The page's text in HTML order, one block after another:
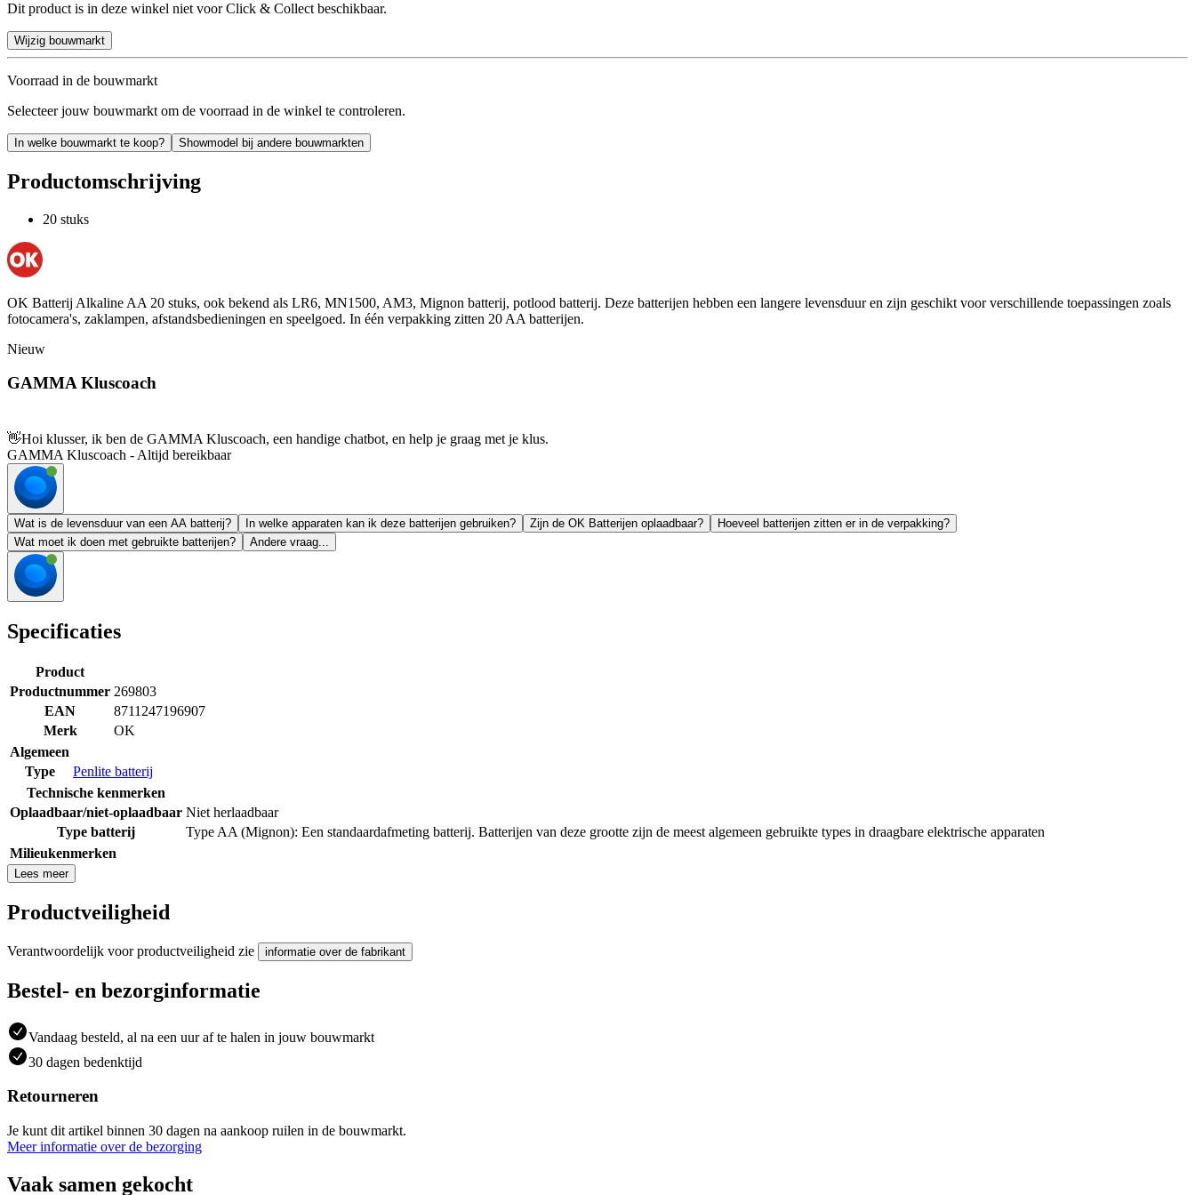
Dit product is in deze winkel niet voor Click & Collect beschikbaar.
Wijzig bouwmarkt
Voorraad in de bouwmarkt
Selecteer jouw bouwmarkt om de voorraad in de winkel te controleren.
In welke bouwmarkt te koop? Showmodel bij andere bouwmarkten
Productomschrijving
20 stuks
OK Batterij Alkaline AA 20 stuks, ook bekend als LR6, MN1500, AM3, Mignon batterij, potlood batterij. Deze batterijen hebben een langere levensduur en zijn geschikt voor verschillende toepassingen zoals
fotocamera's, zaklampen, afstandsbedieningen en speelgoed. In één verpakking zitten 20 AA batterijen.
Nieuw
GAMMA Kluscoach
👋Hoi klusser, ik ben de GAMMA Kluscoach, een handige chatbot, en help je graag met je klus.
GAMMA Kluscoach - Altijd bereikbaar
Wat is de levensduur van een AA batterij? In welke apparaten kan ik deze batterijen gebruiken? Zijn de OK Batterijen oplaadbaar?
Hoeveel batterijen zitten er in de verpakking?
Wat moet ik doen met gebruikte batterijen?
Andere vraag...
Specificaties
Product
Productnummer 269803
EAN
8711247196907
Merk
OK
Algemeen
Type
Penlite batterij
Technische kenmerken
Oplaadbaar/niet-oplaadbaar Niet herlaadbaar
Type batterij
Type AA (Mignon): Een standaardafmeting batterij. Batterijen van deze grootte zijn de meest algemeen gebruikte types in draagbare elektrische apparaten
Milieukenmerken
Lees meer
Productveiligheid
Verantwoordelijk voor productveiligheid zie informatie over de fabrikant
Bestel- en bezorginformatie
Vandaag besteld, al na een uur af te halen in jouw bouwmarkt
30 dagen bedenktijd
Retourneren
Je kunt dit artikel binnen 30 dagen na aankoop ruilen in de bouwmarkt.
Meer informatie over de bezorging
Vaak samen gekocht